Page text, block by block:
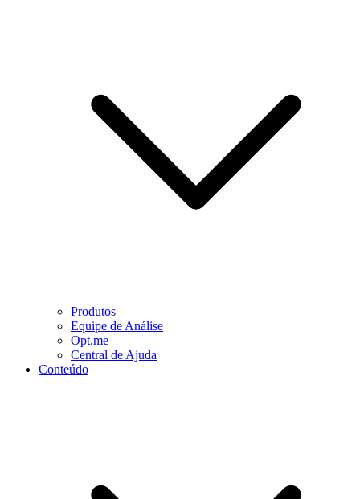
Produtos
Equipe de Análise
Opt.me
Central de Ajuda
Conteúdo